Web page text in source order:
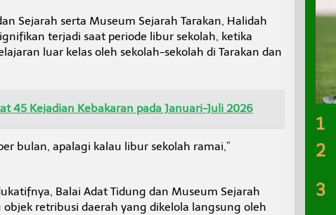
Sejarah serta Museum Sejarah Tarakan, Halidah
terjadi saat periode libur sekolah, ketika
luar kelas oleh sekolah-sekolah di Tarakan dan
45 Kejadian Kebakaran pada Januari-Juli 2026
bulan, apalagi kalau libur sekolah ramai,”
Balai Adat Tidung dan Museum Sejarah
retribusi daerah yang dikelola langsung oleh
1
2
3